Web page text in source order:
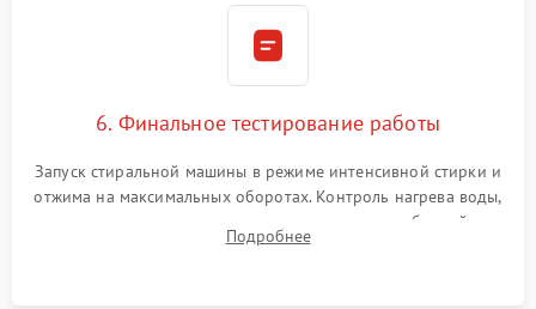
6. Финальное тестирование работы
Запуск стиральной машины в режиме интенсивной стирки и
отжима на максимальных оборотах. Контроль нагрева воды,
корректности слива, отсутствия излишних вибраций,
посторонних стуков и протечек под корпусом.
Подробнее